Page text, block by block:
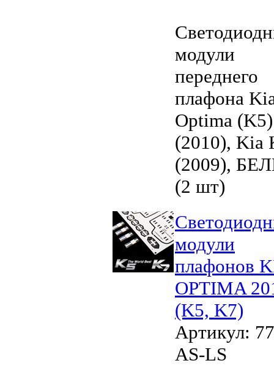
модули
переднего
плафона
Optima (K5)
(2010), Kia
(2009),
(2 шт)
модули
плафонов
OPTIMA
(K5, K7)
Артикул:
AS-LS